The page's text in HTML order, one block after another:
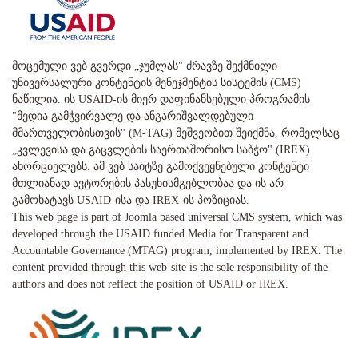
მოცემული ვებ გვერდი „ჯუმლას" ძრავზე შექმნილი
უნივერსალური კონტენტის მენეჯმენტის სისტემის (CMS)
ნაწილია. ის USAID-ის მიერ დაფინანსებული პროგრამის
"მედია გამჭვირვალე და ანგარიშვალდებული
მმართველობისთვის" (M-TAG) მეშვეობით შეიქმნა, რომელსაც
„კვლევისა და გაცვლების საერთაშორისო საბჭო" (IREX)
ახორციელებს. ამ ვებ საიტზე გამოქვეყნებული კონტენტი
მთლიანად ავტორების პასუხისმგებლობაა და ის არ
გამოხატავს USAID-ისა და IREX-ის პოზიციას.
This web page is part of Joomla based universal CMS system, which was
developed through the USAID funded Media for Transparent and
Accountable Governance (MTAG) program, implemented by IREX. The
content provided through this web-site is the sole responsibility of the
authors and does not reflect the position of USAID or IREX.